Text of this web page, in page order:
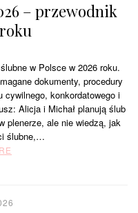
– przewodnik
w Polsce w 2026 roku.
dokumenty, procedury
konkordatowego i
Alicja i Michał planują ślub
plenerze, ale nie wiedzą, jak
ślubne,…